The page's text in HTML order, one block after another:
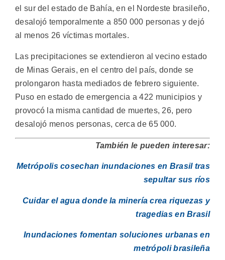
el sur del estado de Bahía, en el Nordeste brasileño,
desalojó temporalmente a 850 000 personas y dejó
al menos 26 víctimas mortales.
Las precipitaciones se extendieron al vecino estado
de Minas Gerais, en el centro del país, donde se
prolongaron hasta mediados de febrero siguiente.
Puso en estado de emergencia a 422 municipios y
provocó la misma cantidad de muertes, 26, pero
desalojó menos personas, cerca de 65 000.
También le pueden interesar:
Metrópolis cosechan inundaciones en Brasil tras
sepultar sus ríos
Cuidar el agua donde la minería crea riquezas y
tragedias en Brasil
Inundaciones fomentan soluciones urbanas en
metrópoli brasileña